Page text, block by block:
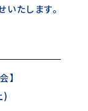
たします。
】
)